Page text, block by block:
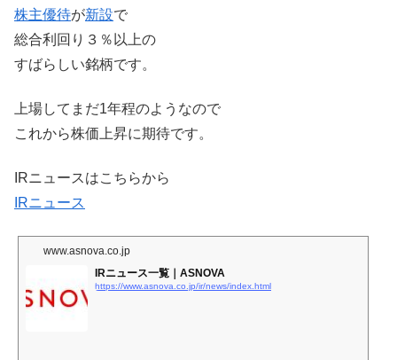
株主優待が新設で
総合利回り３％以上の
すばらしい銘柄です。
上場してまだ1年程のようなので
これから株価上昇に期待です。
IRニュースはこちらから
IRニュース
www.asnova.co.jp
IRニュース一覧｜ASNOVA
https://www.asnova.co.jp/ir/news/index.html